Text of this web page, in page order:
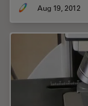
Aug 19, 2012